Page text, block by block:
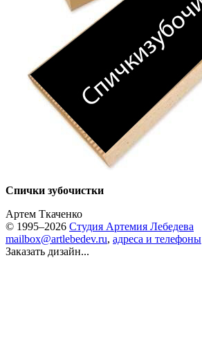
Спички зубочистки
Артем Ткаченко
© 1995–2026 Студия Артемия Лебедева
mailbox@artlebedev.ru, адреса и телефоны
Заказать дизайн...